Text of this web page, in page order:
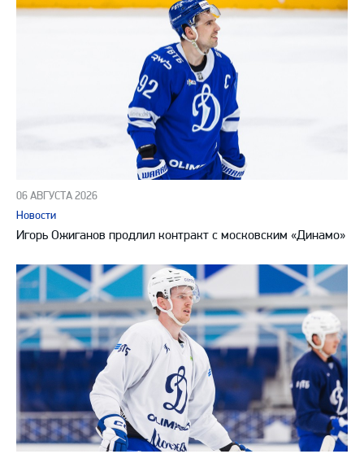
06 АВГУСТА 2026
Новости
Игорь Ожиганов продлил контракт с московским «Динамо»